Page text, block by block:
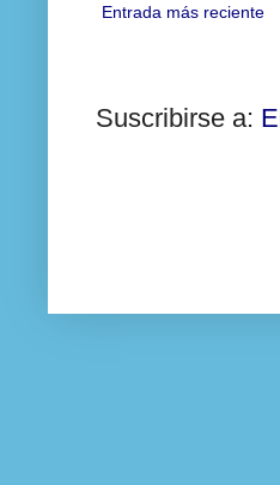
Entrada más reciente
Suscribirse a: